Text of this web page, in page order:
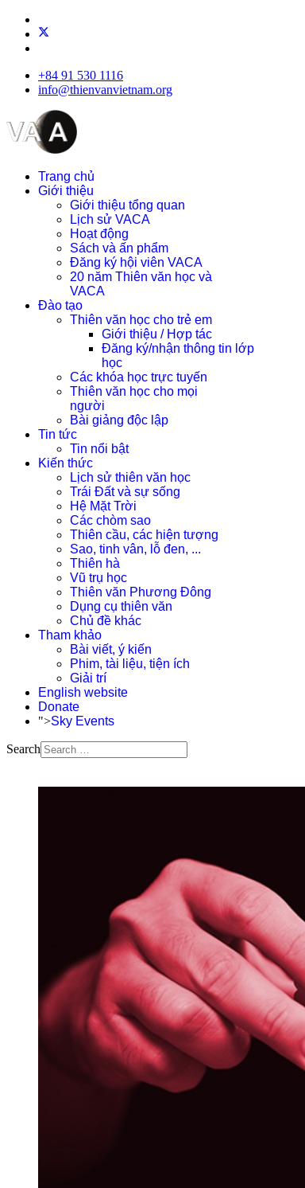
+84 91 530 1116
info@thienvanvietnam.org
Trang chủ
Giới thiệu
Giới thiệu tổng quan
Lịch sử VACA
Hoạt động
Sách và ấn phẩm
Đăng ký hội viên VACA
20 năm Thiên văn học và
VACA
Đào tạo
Thiên văn học cho trẻ em
Giới thiệu / Hợp tác
Đăng ký/nhận thông tin lớp
học
Các khóa học trực tuyến
Thiên văn học cho mọi
người
Bài giảng độc lập
Tin tức
Tin nổi bật
Kiến thức
Lịch sử thiên văn học
Trái Đất và sự sống
Hệ Mặt Trời
Các chòm sao
Thiên cầu, các hiện tượng
Sao, tinh vân, lỗ đen, ...
Thiên hà
Vũ trụ học
Thiên văn Phương Đông
Dụng cụ thiên văn
Chủ đề khác
Tham khảo
Bài viết, ý kiến
Phim, tài liệu, tiện ích
Giải trí
English website
Donate
">Sky Events
Search